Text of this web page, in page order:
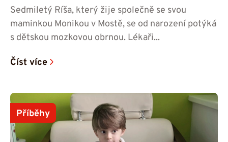
Sedmiletý Ríša, který žije společně se svou
maminkou Monikou v Mostě, se od narození potýká
s dětskou mozkovou obrnou. Lékaři...
Číst více
Příběhy